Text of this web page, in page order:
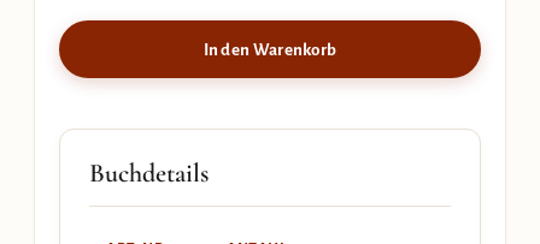
In den Warenkorb
Buchdetails